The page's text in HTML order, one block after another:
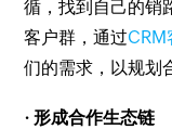
循，找到自己的销
客户群，通过CRM
们的需求，以规划
· 形成合作生态链